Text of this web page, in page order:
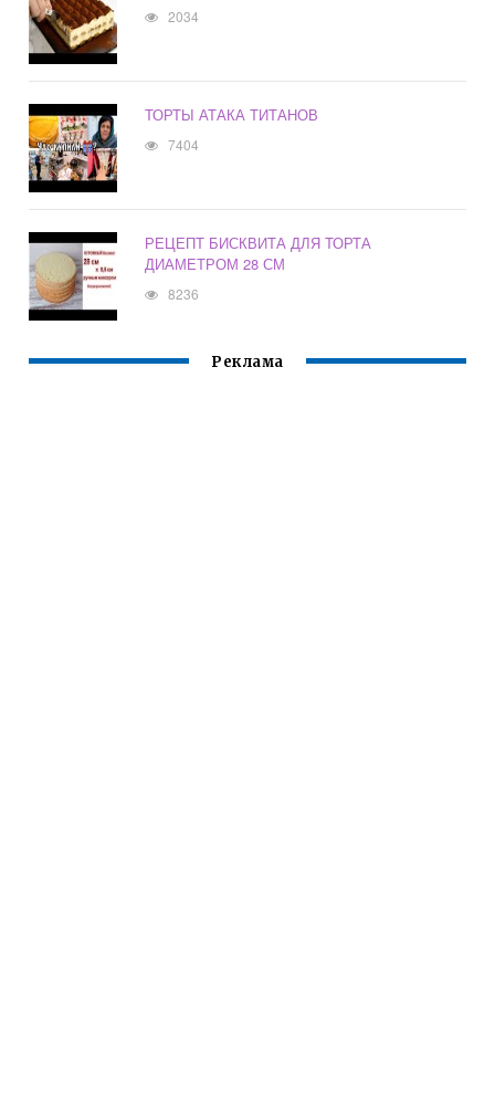
2034
ТОРТЫ АТАКА ТИТАНОВ
7404
РЕЦЕПТ БИСКВИТА ДЛЯ ТОРТА
ДИАМЕТРОМ 28 СМ
8236
Реклама